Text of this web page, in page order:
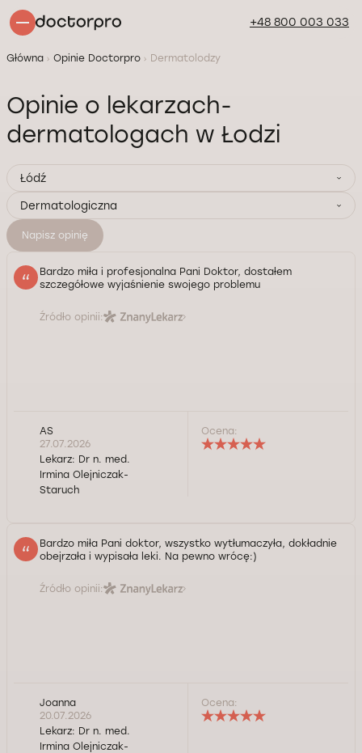
+48 800 003 033
Główna Opinie Doctorpro Dermatolodzy
Opinie o lekarzach-
dermatologach w Łodzi
Łódź
Dermatologiczna
Napisz opinię
Bardzo miła i profesjonalna Pani Doktor, dostałem
szczegółowe wyjaśnienie swojego problemu
Źródło opinii:
AS
27.07.2026
Lekarz: Dr n. med.
Irmina Olejniczak-
Staruch
Ocena:
Bardzo miła Pani doktor, wszystko wytłumaczyła, dokładnie
obejrzała i wypisała leki. Na pewno wrócę:)
Źródło opinii:
Joanna
20.07.2026
Lekarz: Dr n. med.
Irmina Olejniczak-
Ocena: